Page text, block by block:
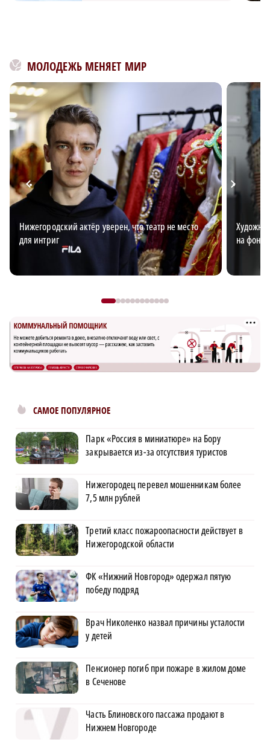
МОЛОДЕЖЬ МЕНЯЕТ МИР
Нижегородский актёр уверен, что театр не место
для интриг
на фоне
САМОЕ ПОПУЛЯРНОЕ
Парк «Россия в миниатюре» на Бору
закрывается из-за отсутствия туристов
Нижегородец перевел мошенникам более
7,5 млн рублей
Третий класс пожароопасности действует в
Нижегородской области
ФК «Нижний Новгород» одержал пятую
победу подряд
Врач Николенко назвал причины усталости
у детей
Пенсионер погиб при пожаре в жилом доме
в Сеченове
Часть Блиновского пассажа продают в
Нижнем Новгороде